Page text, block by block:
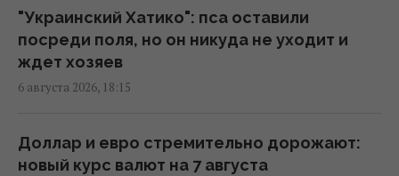
Июньский оптимизм украинцев улетучился,
перелома в войне нет, – немецкий эксперт
05:25 пятница, 07 августа 2026
страны НАТО выделят Украине военную
помощь
"Украинский Хатико": пса оставили
посреди поля, но он никуда не уходит и
ждет хозяев
6 августа 2026, 18:15
Доллар и евро стремительно дорожают:
новый курс валют на 7 августа